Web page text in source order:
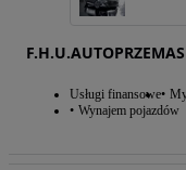
Usługi finansowe
Wynajem pojazdów